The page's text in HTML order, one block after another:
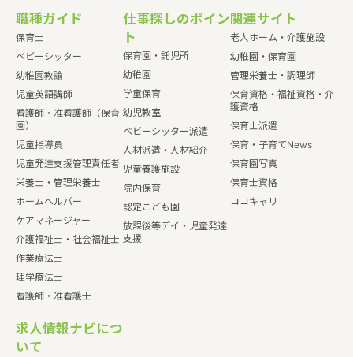
職種ガイド
保育士
ベビーシッター
幼稚園教諭
児童英語講師
看護師・准看護師（保育
園）
児童指導員
児童発達支援管理責任者
栄養士・管理栄養士
ホームヘルパー
ケアマネージャー
介護福祉士・社会福祉士
作業療法士
理学療法士
看護師・准看護士
仕事探しのポイン
ト
保育園・託児所
幼稚園
学童保育
幼児教室
ベビーシッター派遣
人材派遣・人材紹介
児童養護施設
院内保育
認定こども園
放課後等デイ・児童発達
支援
関連サイト
老人ホーム・介護施設
幼稚園・保育園
管理栄養士・調理師
保育資格・福祉資格・介
護資格
保育士派遣
保育・子育てNews
保育園写真
保育士資格
ココキャリ
求人情報ナビにつ
いて